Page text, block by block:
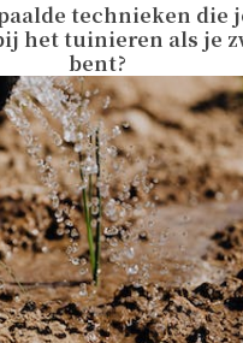
technieken die
het tuinieren als je
bent?